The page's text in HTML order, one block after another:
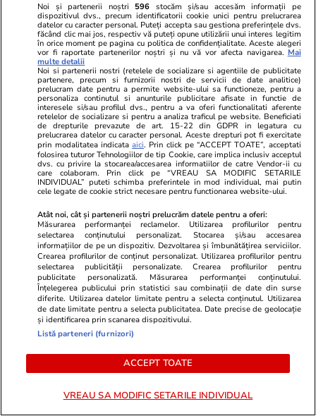
TVMania.ro
Fără filtre pe plajă! Cele mai
spectaculoase poze cu vedetele
noastre în costum de baie [FOTO]
A plătit
apartament
Residence.
urmat:
PARTENERI
GSP.ro
înmormântarea lui Franco Baresi »
Noi și partenerii noștri 596 stocăm și/sau accesăm informații pe
dispozitivul dvs., precum identificatorii cookie unici pentru prelucrarea
datelor cu caracter personal. Puteți accepta sau gestiona preferințele dvs.
făcând clic mai jos, respectiv vă puteți opune utilizării unui interes legitim
în orice moment pe pagina cu politica de confidențialitate. Aceste alegeri
vor fi raportate partenerilor noștri și nu vă vor afecta navigarea. Mai
multe detalii
Noi si partenerii nostri (retelele de socializare si agentiile de publicitate
partenere, precum si furnizorii nostri de servicii de date analitice)
prelucram date pentru a permite website-ului sa functioneze, pentru a
personaliza continutul si anunturile publicitare afisate in functie de
interesele si/sau profilul dvs., pentru a va oferi functionalitati aferente
retelelor de socializare si pentru a analiza traficul pe website. Beneficiati
de drepturile prevazute de art. 15-22 din GDPR in legatura cu
prelucrarea datelor cu caracter personal. Aceste drepturi pot fi exercitate
prin modalitatea indicataaici. Prin click pe “ACCEPT TOATE”, acceptati
folosirea tuturor Tehnologiilor de tip Cookie, care implica inclusiv acceptul
dvs. cu privire la stocarea/accesarea informatiilor de catre Vendor-ii cu
care colaboram. Prin click pe “VREAU SA MODIFIC SETARILE
INDIVIDUAL” puteti schimba preferintele in mod individual, mai putin
cele legate de cookie strict necesare pentru functionarea website-ului.
Atât noi, cât și partenerii noștri prelucrăm datele pentru a oferi:
Măsurarea performanței reclamelor. Utilizarea profilurilor pentru
selectarea conținutului personalizat. Stocarea și/sau accesarea
informațiilor de pe un dispozitiv. Dezvoltarea și îmbunătățirea serviciilor.
Crearea profilurilor de conținut personalizat. Utilizarea profilurilor pentru
selectarea publicității personalizate. Crearea profilurilor pentru
publicitate personalizată. Măsurarea performanței conținutului.
Înțelegerea publicului prin statistici sau combinații de date din surse
diferite. Utilizarea datelor limitate pentru a selecta conținutul. Utilizarea
de date limitate pentru a selecta publicitatea. Date precise de geolocație
și identificarea prin scanarea dispozitivului.
Listă parteneri (furnizori)
ACCEPT TOATE
VREAU SA MODIFIC SETARILE INDIVIDUAL